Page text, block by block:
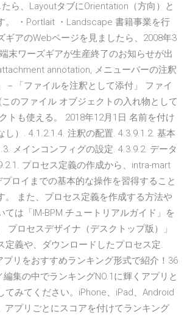
ら、LayoutタブにOrientation（方向）と
。 ・Portlait ・Landscape 書籍事業を行
ギアのWebページを見ましたら、2008年3
末ワーズギアが生産終了のお知らせが出
annotation, メニューバーの注釈
－「ファイルを注釈として添付」 ファイ
のファイル オブジェクトの入れ物として
トも使える。 2018年12月1日 名前を付け
し）. 4.1.2.1.4. 注釈の配置. 4.3.9.1.2. 基本
メインコンフィグの設定. 4.3.9.2. データ
プロセス定義の作成から、intra-mart
ロイまでの基本的な操作を習得すること
。 また、プロセス定義を作成する方法や
ては「IM-BPM チュートリアルガイド」を
プロセスデザイナ（デスクトップ版）」
定義や、ダウンロードしたプロセス定.
プリをおすすめランキング形式で紹介！36
集の中でランキングNO.1に輝くアプリと
てみてください。iPhone、iPad、Android
アプリごとにスコアを付けてランキング